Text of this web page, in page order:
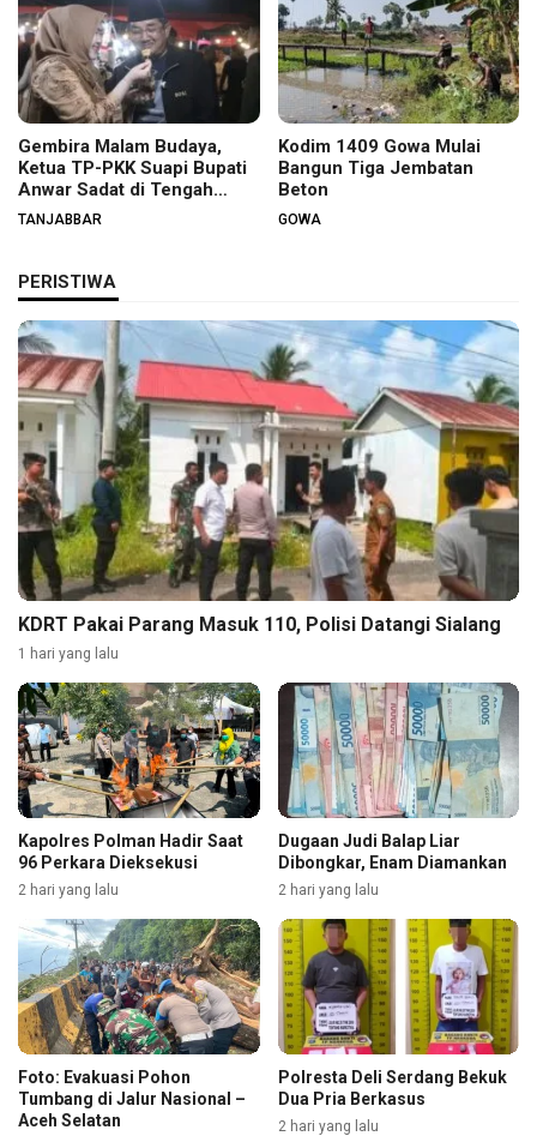
Gembira Malam Budaya,
Ketua TP-PKK Suapi Bupati
Anwar Sadat di Tengah
Warga
TANJABBAR
Kodim 1409 Gowa Mulai
Bangun Tiga Jembatan
Beton
GOWA
PERISTIWA
KDRT Pakai Parang Masuk 110, Polisi Datangi Sialang
1 hari yang lalu
Kapolres Polman Hadir Saat
96 Perkara Dieksekusi
2 hari yang lalu
Dugaan Judi Balap Liar
Dibongkar, Enam Diamankan
2 hari yang lalu
Foto: Evakuasi Pohon
Tumbang di Jalur Nasional –
Aceh Selatan
Polresta Deli Serdang Bekuk
Dua Pria Berkasus
2 hari yang lalu